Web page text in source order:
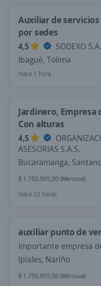
Auxiliar de
por sedes
4,5
SODEXO
Ibagué, Tolima
Hace 1 hora
Jardinero,
Con alturas
4,5
ASESORIAS S.A.S.
Bucaramanga,
$ 1.750.905,00 (Mensual)
Hace 22 horas
auxiliar punto de
Importante empresa
Ipiales, Nariño
$ 1.750.905,00 (Mensual)